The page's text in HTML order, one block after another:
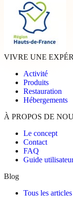
VIVRE UNE
Activité
Produits
Restauration
Hébergements
À PROPOS DE
Le concept
Contact
FAQ
Guide
Blog
Tous les articles